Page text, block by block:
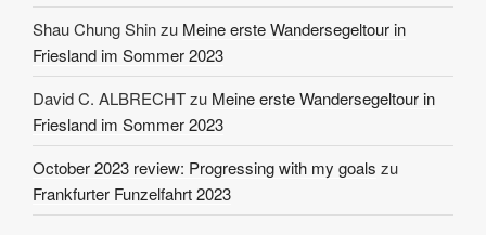
Shau Chung Shinzu Meine erste Wandersegeltour in
Friesland im Sommer 2023
David C. ALBRECHTzu Meine erste Wandersegeltour in
Friesland im Sommer 2023
October 2023 review: Progressing with my goals zu
Frankfurter Funzelfahrt 2023